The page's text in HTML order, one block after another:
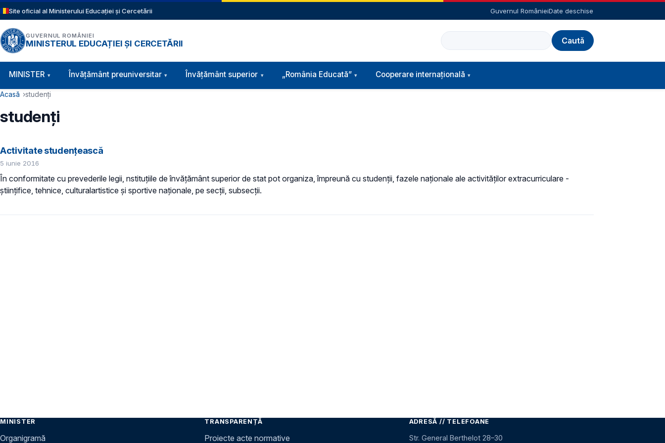
Sari la conținutul principal
Site oficial al Ministerului Educației și Cercetării Guvernul RomânieiDate deschise
GUVERNUL ROMÂNIEI
MINISTERUL EDUCAȚIEI ȘI CERCETĂRII
Caută
Navigație principală
MINISTER Învăţământ preuniversitar Învățământ superior „România Educată” Cooperare internațională
Cale de navigare
Acasă studenți
studenți
Activitate studențească
5 iunie 2016
În conformitate cu prevederile legii, nstituţiile de învăţământ superior de stat pot organiza, împreună cu studenţii, fazele naţionale ale activităţilor extracurriculare -
ştiinţifice, tehnice, culturalartistice şi sportive naţionale, pe secţii, subsecţii.
MINISTER
Organigramă
TRANSPARENȚĂ
Proiecte acte normative
ADRESĂ // TELEFOANE
Str. General Berthelot 28–30